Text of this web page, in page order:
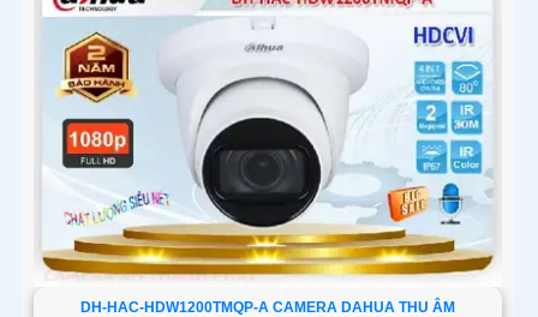
DH-HAC-HDW1200TMQP-A CAMERA DAHUA THU ÂM